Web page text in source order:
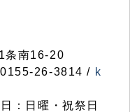
条南16-20
26-3814 / k
：日曜・祝祭日